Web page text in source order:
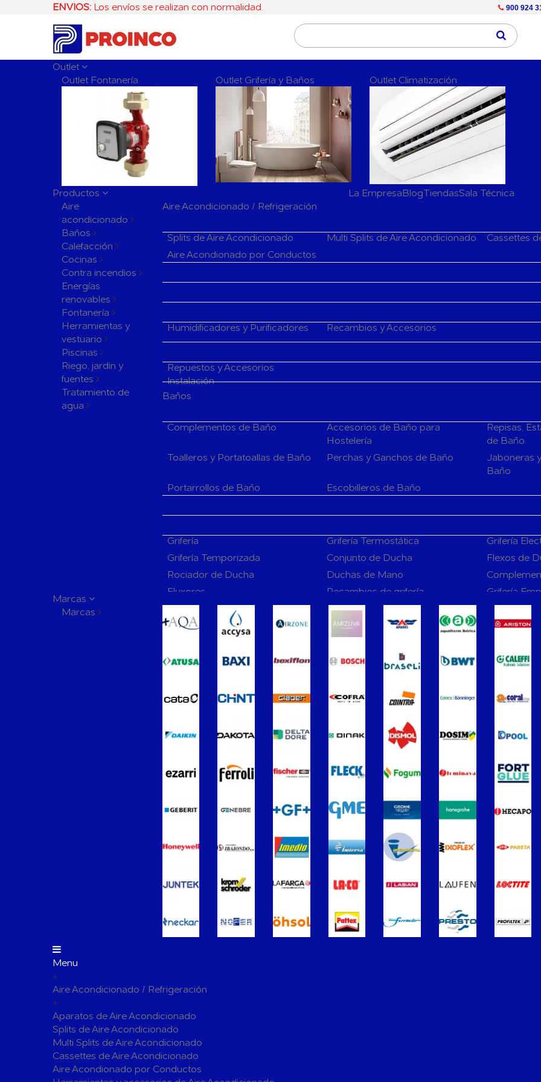
ENVIOS: Los envíos se realizan con normalidad. 900 924
Outlet
Outlet Fontanería
Outlet Grifería y Baños Outlet Climatización
Sala Técnica
Tiendas
Blog
La Empresa
Productos
Aire
acondicionado
Baños
Calefacción
Cocinas
Contra incendios
Energías
renovables
Fontanería
Herramientas y
vestuario
Piscinas
Riego, jardin y
fuentes
Tratamiento de
agua
Aire Acondicionado / Refrigeración
Splits de Aire Acondicionado
Multi Splits de Aire Acondicionado
Cassettes
Aire Acondionado por Conductos
Humidificadores y Purificadores
Recambios y Accesorios
Repuestos y Accesorios
Instalación
Baños
Complementos de Baño
Accesorios de Baño para
Hostelería
Repisas,
de Baño
Toalleros y Portatoallas de Baño
Perchas y Ganchos de Baño
Jaboneras
Baño
Portarrollos de Baño
Escobilleros de Baño
Grifería
Grifería Termostática
Grifería
Grifería Temporizada
Conjunto de Ducha
Flexos de
Rociador de Ducha
Duchas de Mano
Fluxores
Recambios de grifería
Grifería
Mamparas de Baño
Muebles de Baño
Mecanismos
Sanitarios
Lavabos
Bañeras
Urinarios
Placas de Accionamiento para
Cisternas Para Inodoros
Cisternas
Seguridad en el Baño
Wellness
Manómetros
Termometros
Tapones, purgadores y accesorios
para radiador
Soportes para Radiadores
Acumuladores e
Bombas Circuladoras / Grupos de Bombeo
Bombas Simples para ACS
Calderas Murales a Gas
Grupos Térmicos de Gasóleo
Calentadores a Gas
Depósitos de Gasóleo
Emisores Térmicos Eléctricos
Chimenea Modular de Aluminio
Evacuación de Calderas
Distribución y Colectores
Marcas
Marcas
Menu
+
Aire Acondicionado / Refrigeración
+
Aparatos de Aire Acondicionado
Splits de Aire Acondicionado
Multi Splits de Aire Acondicionado
Cassettes de Aire Acondicionado
Aire Acondionado por Conductos